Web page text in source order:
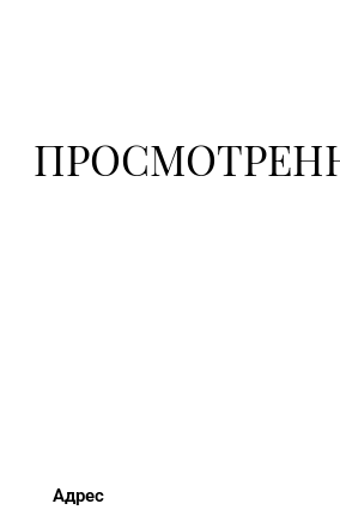
Адрес